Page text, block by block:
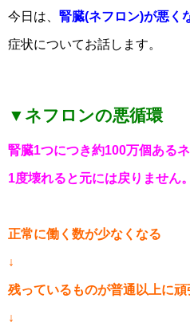
今日は、 腎臓(ネフロン)が悪く
症状についてお話します。
▼ネフロンの悪循環
腎臓1つにつき約100万個あるネ
1度壊れると元には戻りません。
正常に働く数が少なくなる
↓
残っているものが普通以上に頑
↓